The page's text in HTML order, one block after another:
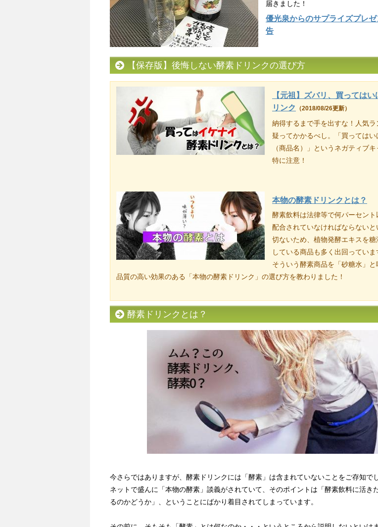
届きました！
優光泉からのサプライズプレ
告
【保存版】後悔しない酵素ドリンクの選び方
【元祖】ズバリ、買っては
リンク
（2018/08/26更新）
納得するまで手を出すな！人気
疑ってかかるべし。「買ってはい
（商品名）」というネガティブ
特に注意！
本物の酵素ドリンクとは？
酵素飲料は法律等で何パーセン
配合されていなければならない
切ないため、植物発酵エキスを糖
している商品も多く出回ってい
そういう酵素商品を「砂糖水」と
品質の高い効果のある「本物の酵素ドリンク」の選び方を教わりました！
酵素ドリンクとは？
今さらではありますが、酵素ドリンクには「酵素」は含まれていないことをご存知で
ネットで盛んに「本物の酵素」談義がされていて、そのポイントは「酵素飲料に活き
るのかどうか」、ということにばかり着目されてしまっています。